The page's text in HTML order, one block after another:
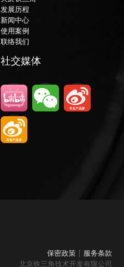
发展历程
新闻中心
使用案例
联络我们
社交媒体
保密政策 | 服务条款
北京铁三角技术开发有限公司